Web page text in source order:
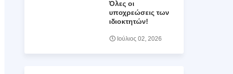
Όλες οι
υποχρεώσεις των
ιδιοκτητών!
Ιούλιος 02, 2026